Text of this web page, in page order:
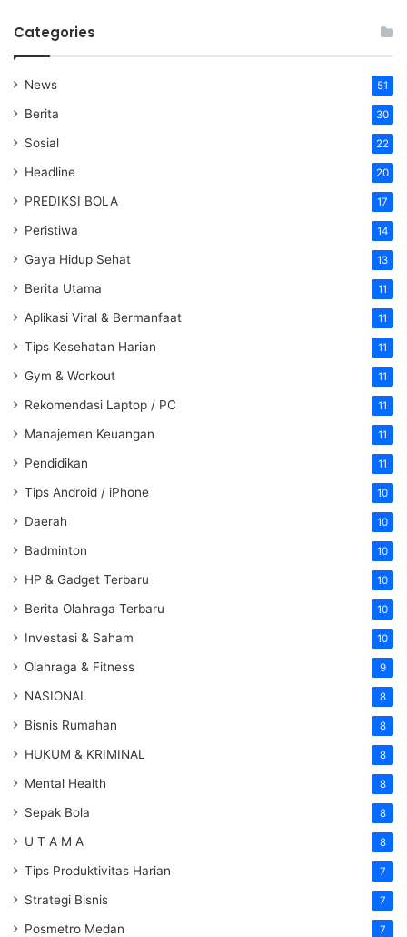
Categories
News 51
Berita 30
Sosial 22
Headline 20
PREDIKSI BOLA 17
Peristiwa 14
Gaya Hidup Sehat 13
Berita Utama 11
Aplikasi Viral & Bermanfaat 11
Tips Kesehatan Harian 11
Gym & Workout 11
Rekomendasi Laptop / PC 11
Manajemen Keuangan 11
Pendidikan 11
Tips Android / iPhone 10
Daerah 10
Badminton 10
HP & Gadget Terbaru 10
Berita Olahraga Terbaru 10
Investasi & Saham 10
Olahraga & Fitness 9
NASIONAL 8
Bisnis Rumahan 8
HUKUM & KRIMINAL 8
Mental Health 8
Sepak Bola 8
U T A M A 8
Tips Produktivitas Harian 7
Strategi Bisnis 7
Posmetro Medan 7